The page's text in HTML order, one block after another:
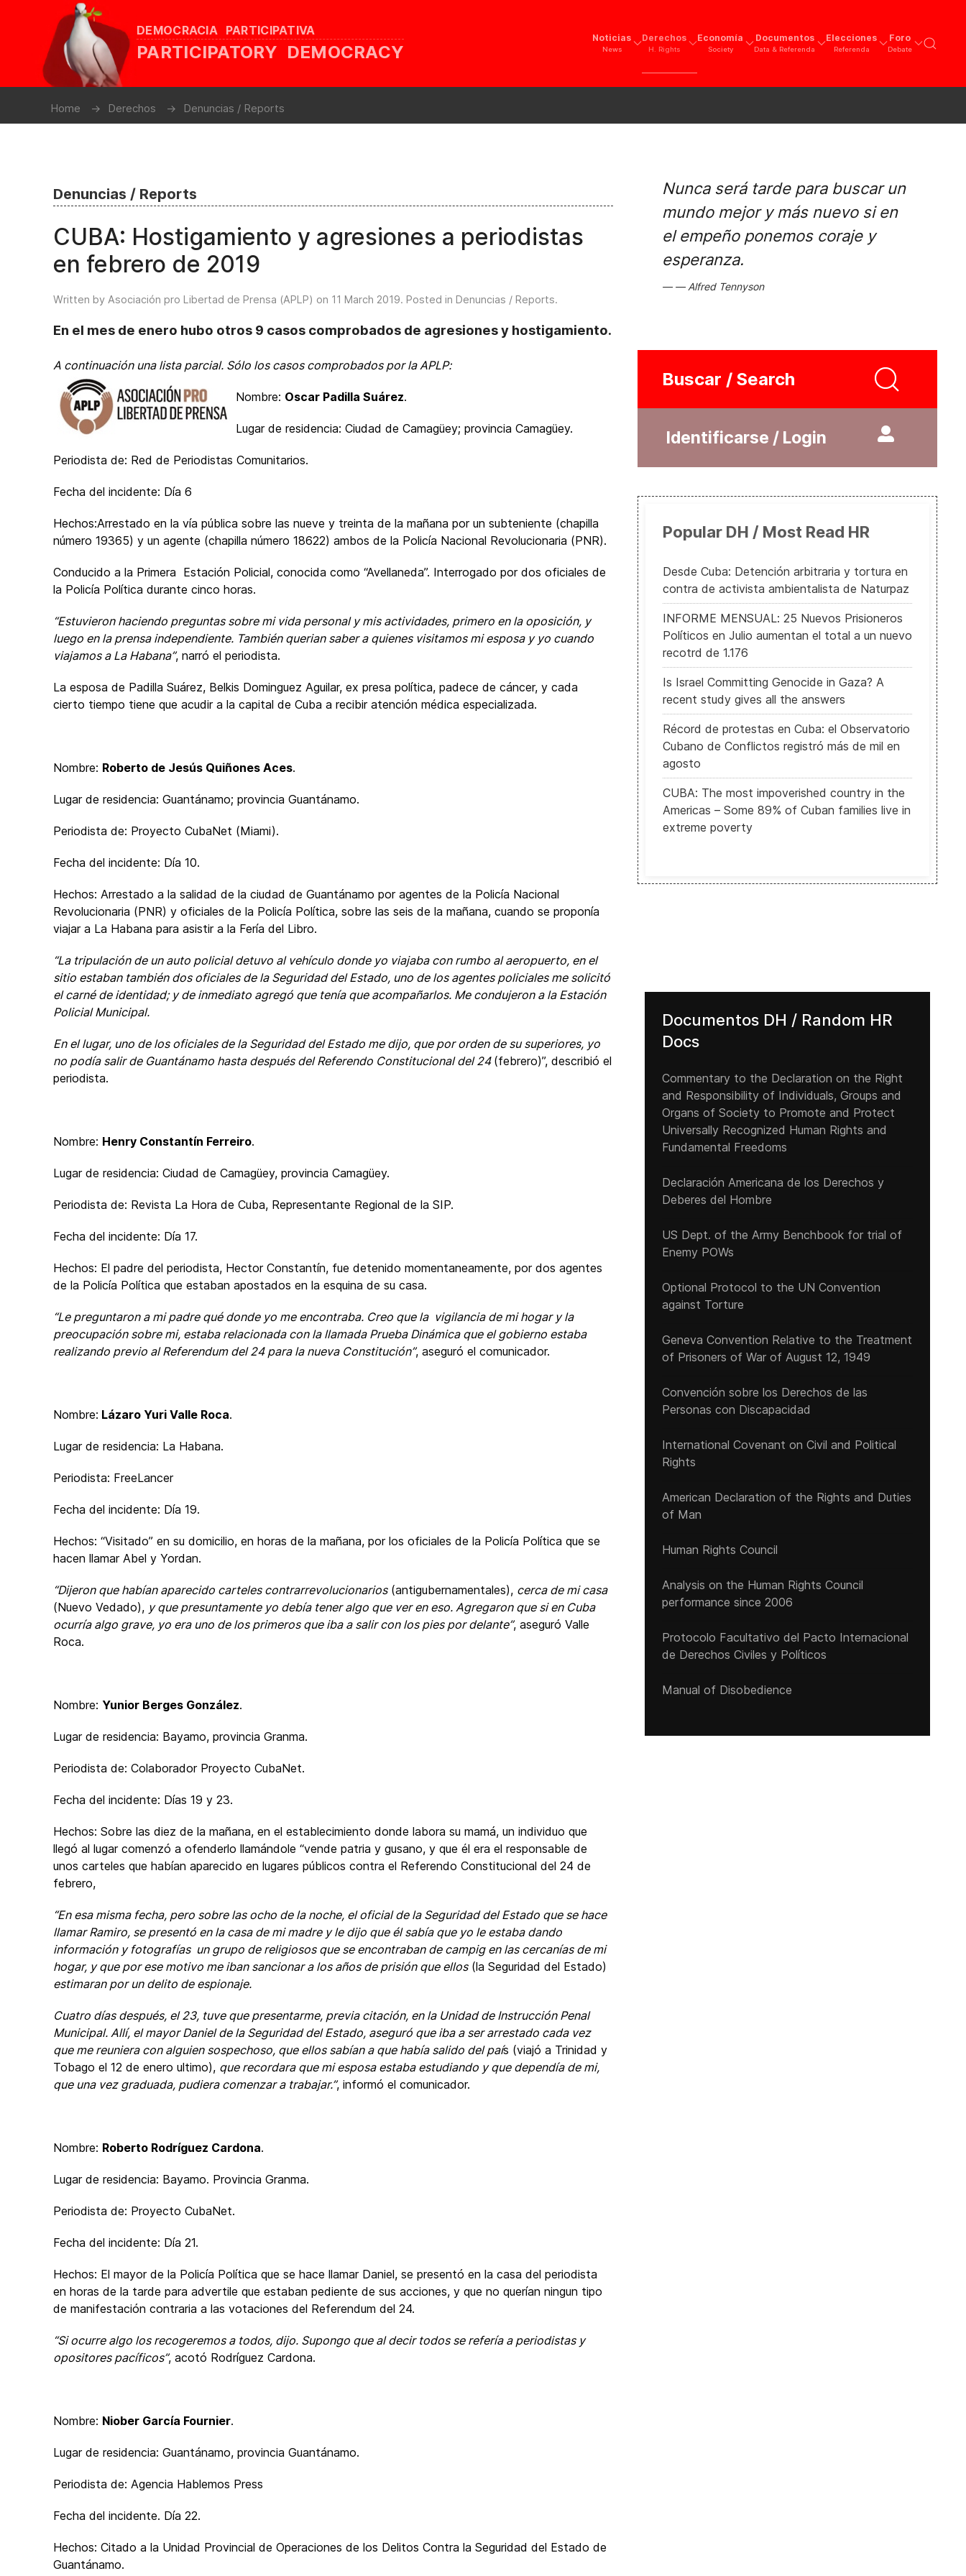
DEMOCRACIA PARTICIPATIVA
PARTICIPATORY DEMOCRACY
Noticias
News
Derechos
H. Rights
Economía
Society
Documentos
Data & Referenda
Elecciones
Referenda
Foro
Debate
Home Derechos Denuncias / Reports
Denuncias / Reports
CUBA: Hostigamiento y agresiones a periodistas
en febrero de 2019
Written by Asociación pro Libertad de Prensa (APLP) on 11 March 2019. Posted in Denuncias / Reports.
En el mes de enero hubo otros 9 casos comprobados de agresiones y hostigamiento.
A continuación una lista parcial. Sólo los casos comprobados por la APLP:
Nombre: Oscar Padilla Suárez.
Lugar de residencia: Ciudad de Camagüey; provincia Camagüey.
Periodista de: Red de Periodistas Comunitarios.
Fecha del incidente: Día 6
Hechos:Arrestado en la vía pública sobre las nueve y treinta de la mañana por un subteniente (chapilla
número 19365) y un agente (chapilla número 18622) ambos de la Policía Nacional Revolucionaria (PNR).
Conducido a la Primera Estación Policial, conocida como “Avellaneda”. Interrogado por dos oficiales de
la Policía Política durante cinco horas.
“Estuvieron haciendo preguntas sobre mi vida personal y mis actividades, primero en la oposición, y
luego en la prensa independiente. También querian saber a quienes visitamos mi esposa y yo cuando
viajamos a La Habana”, narró el periodista.
La esposa de Padilla Suárez, Belkis Dominguez Aguilar, ex presa política, padece de cáncer, y cada
cierto tiempo tiene que acudir a la capital de Cuba a recibir atención médica especializada.
Nombre: Roberto de Jesús Quiñones Aces.
Lugar de residencia: Guantánamo; provincia Guantánamo.
Periodista de: Proyecto CubaNet (Miami).
Fecha del incidente: Día 10.
Hechos: Arrestado a la salidad de la ciudad de Guantánamo por agentes de la Policía Nacional
Revolucionaria (PNR) y oficiales de la Policía Política, sobre las seis de la mañana, cuando se proponía
viajar a La Habana para asistir a la Fería del Libro.
“La tripulación de un auto policial detuvo al vehículo donde yo viajaba con rumbo al aeropuerto, en el
sitio estaban también dos oficiales de la Seguridad del Estado, uno de los agentes policiales me solicitó
el carné de identidad; y de inmediato agregó que tenía que acompañarlos. Me condujeron a la Estación
Policial Municipal.
En el lugar, uno de los oficiales de la Seguridad del Estado me dijo, que por orden de su superiores, yo
no podía salir de Guantánamo hasta después del Referendo Constitucional del 24 (febrero)”, describió el
periodista.
Nombre: Henry Constantín Ferreiro.
Lugar de residencia: Ciudad de Camagüey, provincia Camagüey.
Periodista de: Revista La Hora de Cuba, Representante Regional de la SIP.
Fecha del incidente: Día 17.
Hechos: El padre del periodista, Hector Constantín, fue detenido momentaneamente, por dos agentes
de la Policía Política que estaban apostados en la esquina de su casa.
“Le preguntaron a mi padre qué donde yo me encontraba. Creo que la vigilancia de mi hogar y la
preocupación sobre mi, estaba relacionada con la llamada Prueba Dinámica que el gobierno estaba
realizando previo al Referendum del 24 para la nueva Constitución”, aseguró el comunicador.
Nombre: Lázaro Yuri Valle Roca.
Lugar de residencia: La Habana.
Periodista: FreeLancer
Fecha del incidente: Día 19.
Hechos: “Visitado” en su domicilio, en horas de la mañana, por los oficiales de la Policía Política que se
hacen llamar Abel y Yordan.
“Dijeron que habían aparecido carteles contrarrevolucionarios(antigubernamentales), cerca de mi casa
(Nuevo Vedado), y que presuntamente yo debía tener algo que ver en eso. Agregaron que si en Cuba
ocurría algo grave, yo era uno de los primeros que iba a salir con los pies por delante”, aseguró Valle
Roca.
Nombre: Yunior Berges González.
Lugar de residencia: Bayamo, provincia Granma.
Periodista de: Colaborador Proyecto CubaNet.
Fecha del incidente: Días 19 y 23.
Hechos: Sobre las diez de la mañana, en el establecimiento donde labora su mamá, un individuo que
llegó al lugar comenzó a ofenderlo llamándole “vende patria y gusano, y que él era el responsable de
unos carteles que habían aparecido en lugares públicos contra el Referendo Constitucional del 24 de
febrero,
“En esa misma fecha, pero sobre las ocho de la noche, el oficial de la Seguridad del Estado que se hace
llamar Ramiro, se presentó en la casa de mi madre y le dijo que él sabía que yo le estaba dando
información y fotografías un grupo de religiosos que se encontraban de campig en las cercanías de mi
hogar, y que por ese motivo me iban sancionar a los años de prisión que ellos(la Seguridad del Estado)
estimaran por un delito de espionaje.
Cuatro días después, el 23, tuve que presentarme, previa citación, en la Unidad de Instrucción Penal
Municipal. Allí, el mayor Daniel de la Seguridad del Estado, aseguró que iba a ser arrestado cada vez
que me reuniera con alguien sospechoso, que ellos sabían a que había salido del país (viajó a Trinidad y
Tobago el 12 de enero ultimo), que recordara que mi esposa estaba estudiando y que dependía de mi,
que una vez graduada, pudiera comenzar a trabajar.”, informó el comunicador.
Nombre: Roberto Rodríguez Cardona.
Lugar de residencia: Bayamo. Provincia Granma.
Periodista de: Proyecto CubaNet.
Fecha del incidente: Día 21.
Hechos: El mayor de la Policía Política que se hace llamar Daniel, se presentó en la casa del periodista
en horas de la tarde para advertile que estaban pediente de sus acciones, y que no querían ningun tipo
de manifestación contraria a las votaciones del Referendum del 24.
“Si ocurre algo los recogeremos a todos, dijo. Supongo que al decir todos se refería a periodistas y
opositores pacíficos”, acotó Rodríguez Cardona.
Nombre: Niober García Fournier.
Lugar de residencia: Guantánamo, provincia Guantánamo.
Periodista de: Agencia Hablemos Press
Fecha del incidente. Día 22.
Hechos: Citado a la Unidad Provincial de Operaciones de los Delitos Contra la Seguridad del Estado de
Guantánamo.
Nunca será tarde para buscar un
mundo mejor y más nuevo si en
el empeño ponemos coraje y
esperanza.
Alfred Tennyson
Buscar / Search
Identificarse / Login
Popular DH / Most Read HR
Desde Cuba: Detención arbitraria y tortura en
contra de activista ambientalista de Naturpaz
INFORME MENSUAL: 25 Nuevos Prisioneros
Políticos en Julio aumentan el total a un nuevo
recotrd de 1.176
Is Israel Committing Genocide in Gaza? A
recent study gives all the answers
Récord de protestas en Cuba: el Observatorio
Cubano de Conflictos registró más de mil en
agosto
CUBA: The most impoverished country in the
Americas – Some 89% of Cuban families live in
extreme poverty
Documentos DH / Random HR
Docs
Commentary to the Declaration on the Right
and Responsibility of Individuals, Groups and
Organs of Society to Promote and Protect
Universally Recognized Human Rights and
Fundamental Freedoms
Declaración Americana de los Derechos y
Deberes del Hombre
US Dept. of the Army Benchbook for trial of
Enemy POWs
Optional Protocol to the UN Convention
against Torture
Geneva Convention Relative to the Treatment
of Prisoners of War of August 12, 1949
Convención sobre los Derechos de las
Personas con Discapacidad
International Covenant on Civil and Political
Rights
American Declaration of the Rights and Duties
of Man
Human Rights Council
Analysis on the Human Rights Council
performance since 2006
Protocolo Facultativo del Pacto Internacional
de Derechos Civiles y Políticos
Manual of Disobedience